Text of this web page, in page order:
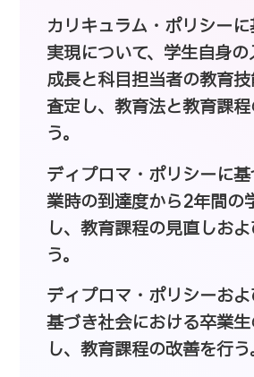
カリキュラム・ポリシー
実現について、学生自身
成長と科目担当者の教育
査定し、教育法と教育課
う。
ディプロマ・ポリシーに
業時の到達度から2年間の
し、教育課程の見直しお
う。
ディプロマ・ポリシーお
基づき社会における卒業
し、教育課程の改善を行う